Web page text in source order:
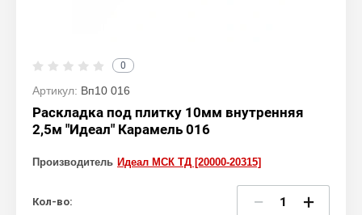
0
Артикул: Вп10 016
Раскладка под плитку 10мм внутренняя
2,5м "Идеал" Карамель 016
Производитель Идеал МСК ТД [20000-20315]
Кол-во: − +